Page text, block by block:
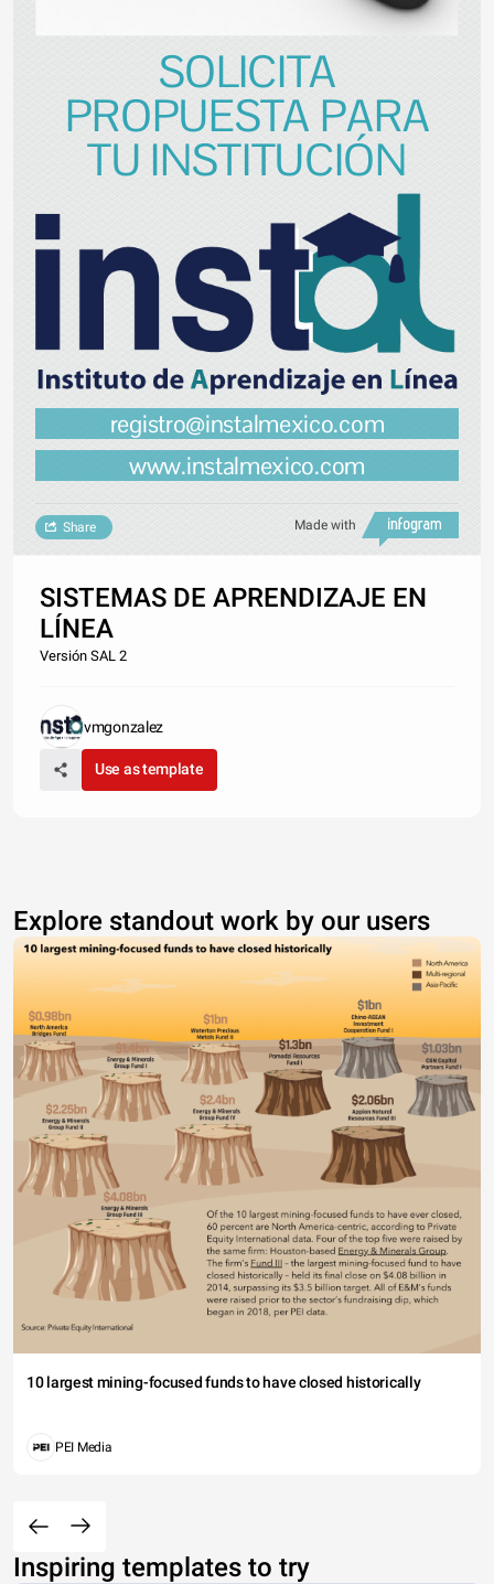
SOLICITA
PROPUESTA PARA
TU INSTITUCIÓN
registro@instalmexico.com
www.instalmexico.com
Made with
Share
SISTEMAS DE APRENDIZAJE EN
LÍNEA
Versión SAL 2
vmgonzalez
Use as template
Explore standout work by our users
10 largest mining-focused funds to have closed historically
PEI Media
Inspiring templates to try